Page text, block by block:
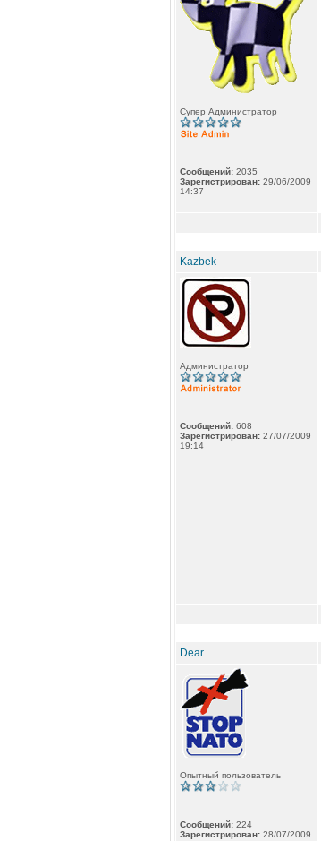
Супер Администратор
Сообщений: 2035
Зарегистрирован: 29/06/2009
14:37
Kazbek
Администратор
Сообщений: 608
Зарегистрирован: 27/07/2009
19:14
Dear
Опытный пользователь
Сообщений: 224
Зарегистрирован: 28/07/2009